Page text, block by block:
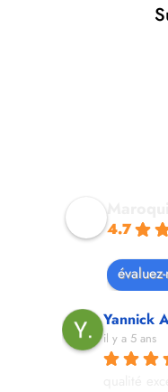
4.7
Yannick
il y a 5 ans